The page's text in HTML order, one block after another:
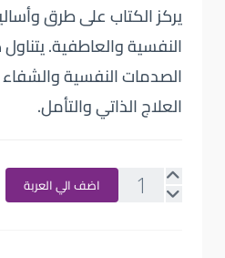
يركز الكتاب على طرق
النفسية والعاطفية.
الصدمات النفسية
العلاج الذاتي والتأمل.
اضف الي العربة